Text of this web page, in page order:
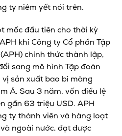
ty niêm yết nói trên.
mốc đầu tiên cho thời kỳ
khi Công ty Cổ phần Tập
chính thức thành lập,
sang mô hình Tập đoàn
sản xuất bao bì màng
Á. Sau 3 năm, vốn điều lệ
gần 63 triệu USD. APH
ty thành viên và hàng loạt
ngoài nước, đạt được